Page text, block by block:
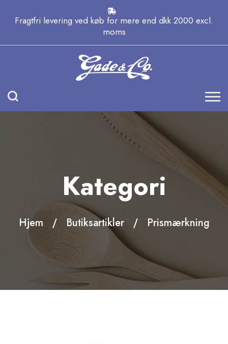
Fragtfri levering ved køb for mere end dkk 2000 excl.
moms
Kategori
Hjem Butiksartikler Prismærkning